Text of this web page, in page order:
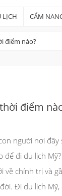
LỊCH CẨM
điểm nào?
điểm
người nơi
để đi du lịch Mỹ?
về chính trị và
Đi du lịch